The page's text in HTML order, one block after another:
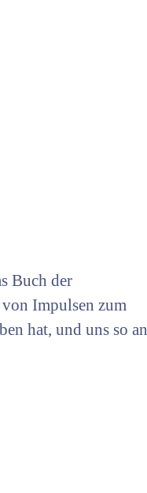
Buch der
Impulsen zum
hat, und uns so an